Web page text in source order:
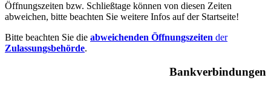
Öffnungszeiten bzw. Schließtage können von diesen Zeiten
abweichen, bitte beachten Sie weitere Infos auf der Startseite!
Bitte beachten Sie die abweichenden Öffnungszeiten der
Zulassungsbehörde.
Bankverbindungen